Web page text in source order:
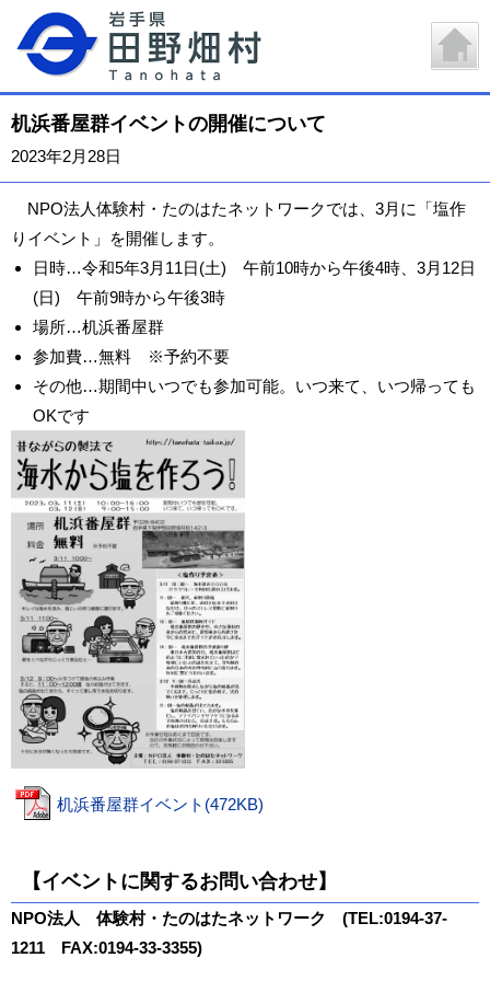
机浜番屋群イベントの開催について
2023年2月28日
NPO法人体験村・たのはたネットワークでは、3月に「塩作
りイベント」を開催します。
日時…令和5年3月11日(土) 午前10時から午後4時、3月12日
(日) 午前9時から午後3時
場所…机浜番屋群
参加費…無料 ※予約不要
その他…期間中いつでも参加可能。いつ来て、いつ帰っても
OKです
机浜番屋群イベント(472KB)
【イベントに関するお問い合わせ】
NPO法人 体験村・たのはたネットワーク (TEL:0194-37-
1211 FAX:0194-33-3355)